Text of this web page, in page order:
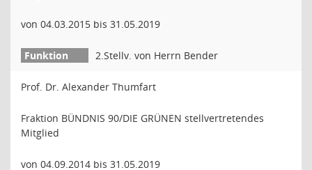
von 04.03.2015 bis 31.05.2019
2.Stellv. von Herrn Bender
Prof. Dr. Alexander Thumfart
Fraktion BÜNDNIS 90/DIE GRÜNEN stellvertretendes
Mitglied
von 04.09.2014 bis 31.05.2019